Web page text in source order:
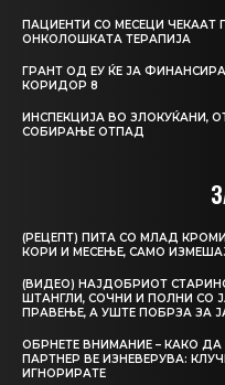
ПАЦИЕНТИ СО МЕСЕЦИ
ОНКОЛОШКАТА ТЕРАПИЈА
ГРАНТ ОД ЕУ ЌЕ ЈА
КОРИДОР 8
ИНСПЕКЦИЈА ВО ЗЛОКУЌАНИ,
СОБИРАЊЕ ОТПАД
(РЕЦЕПТ) ПИТА СО МЛАД
КОРИ И МЕСЕЊЕ, САМО
(ВИДЕО) НАЈДОБРИОТ
ШТАНГЛИ, СОЧНИ И ПОЛНИ СО
ПРАВЕЊЕ, А УШТЕ ПОБРЗА ЗА
ОБРНЕТЕ ВНИМАНИЕ – КАКО
ПАРТНЕР ВЕ ИЗНЕВЕРУВА:
ИГНОРИРАТЕ